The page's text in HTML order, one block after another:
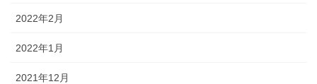
2022年2月
2022年1月
2021年12月